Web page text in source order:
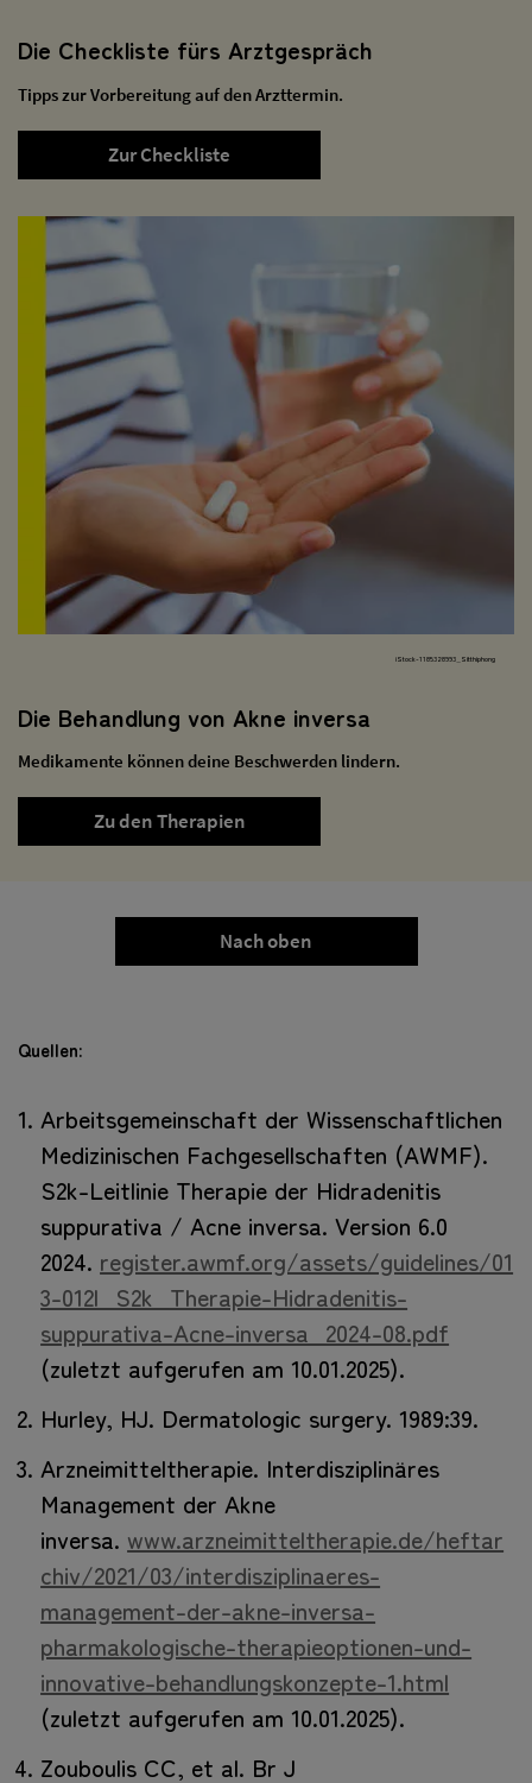
Die Checkliste fürs Arztgespräch
Tipps zur Vorbereitung auf den Arzttermin.
Zur Checkliste
iStock-1185328993_Sitthiphong
Die Behandlung von Akne inversa
Medikamente können deine Beschwerden lindern.
Zu den Therapien
Nach oben
Quellen:
Arbeitsgemeinschaft der Wissenschaftlichen
Medizinischen Fachgesellschaften (AWMF).
S2k-Leitlinie Therapie der Hidradenitis
suppurativa / Acne inversa. Version 6.0
2024. register.awmf.org/assets/guidelines/01
3-012l_S2k_Therapie-Hidradenitis-
suppurativa-Acne-inversa_2024-08.pdf
(zuletzt aufgerufen am 10.01.2025).
Hurley, HJ. Dermatologic surgery. 1989:39.
Arzneimitteltherapie. Interdisziplinäres
Management der Akne
inversa. www.arzneimitteltherapie.de/heftar
chiv/2021/03/interdisziplinaeres-
management-der-akne-inversa-
pharmakologische-therapieoptionen-und-
innovative-behandlungskonzepte-1.html
(zuletzt aufgerufen am 10.01.2025).
Zouboulis CC, et al. Br J